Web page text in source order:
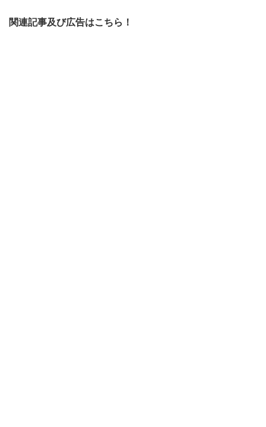
関連記事及び広告はこちら！